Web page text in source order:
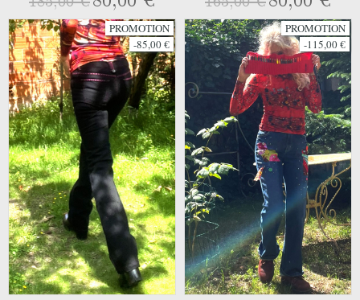
PROMOTION
-85,00 €
PROMOTION
-115,00 €